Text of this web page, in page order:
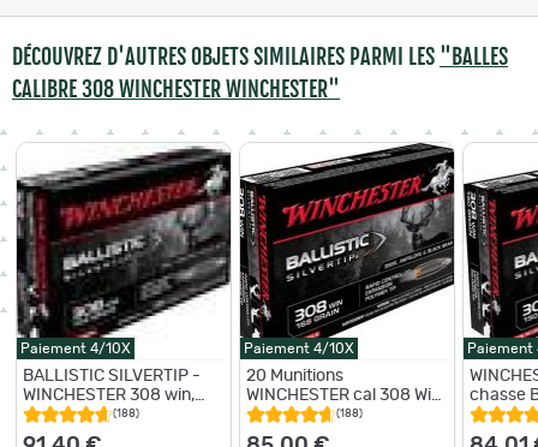
DÉCOUVREZ D'AUTRES OBJETS SIMILAIRES PARMI LES "BALLES
CALIBRE 308 WINCHESTER WINCHESTER"
Paiement 4/10X
BALLISTIC SILVERTIP -
WINCHESTER 308 win,
10.89 g
(188)
Paiement 4/10X
20 Munitions
WINCHESTER cal 308 Win
168gr Ballistic Silvertip
(188)
Paiement
chasse
par boite